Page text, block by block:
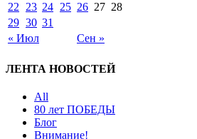
« Июл Сен »
22
23 24 25 26 27 28
29 30 31
ЛЕНТА НОВОСТЕЙ
All
80 лет ПОБЕДЫ
Блог
Внимание!